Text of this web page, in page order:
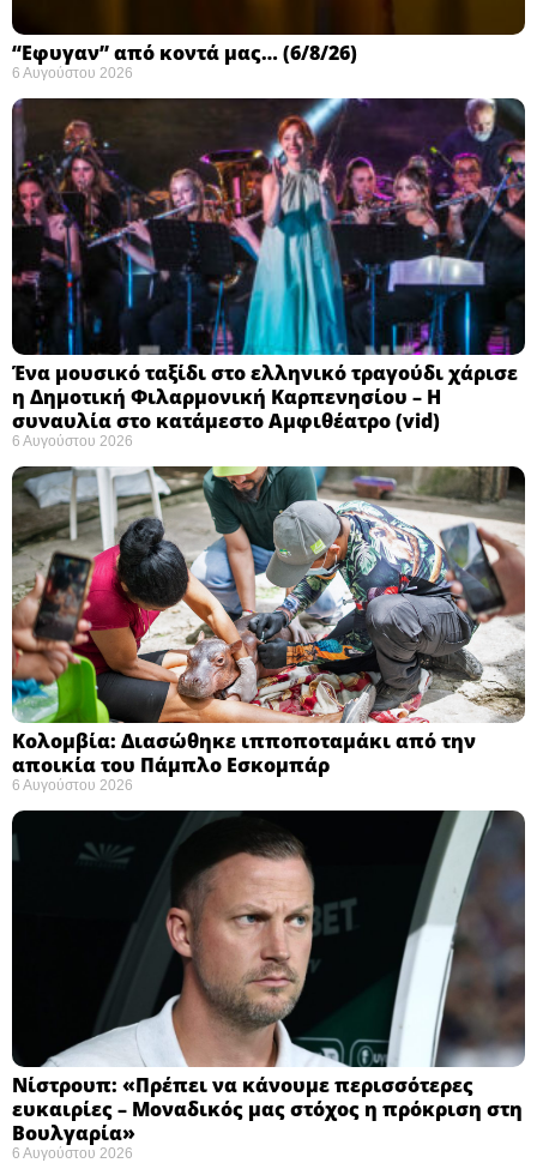
“Εφυγαν” από κοντά μας… (6/8/26)
6 Αυγούστου 2026
Ένα μουσικό ταξίδι στο ελληνικό τραγούδι χάρισε
η Δημοτική Φιλαρμονική Καρπενησίου – Η
συναυλία στο κατάμεστο Αμφιθέατρο (vid)
6 Αυγούστου 2026
Κολομβία: Διασώθηκε ιπποποταμάκι από την
αποικία του Πάμπλο Εσκομπάρ ​
6 Αυγούστου 2026
Νίστρουπ: «Πρέπει να κάνουμε περισσότερες
ευκαιρίες – Μοναδικός μας στόχος η πρόκριση στη
Βουλγαρία» ​
6 Αυγούστου 2026